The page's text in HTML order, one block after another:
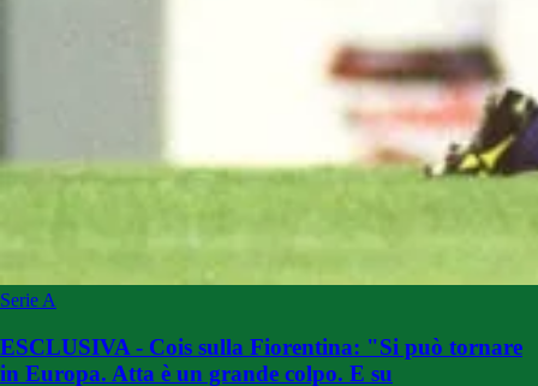
Serie A
ESCLUSIVA - Cois sulla Fiorentina: "Si può tornare
in Europa. Atta è un grande colpo. E su